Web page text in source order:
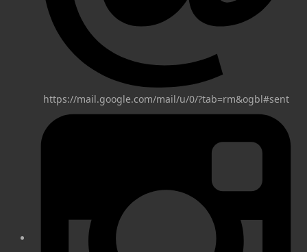
https://mail.google.com/mail/u/0/?tab=rm&ogbl#sent